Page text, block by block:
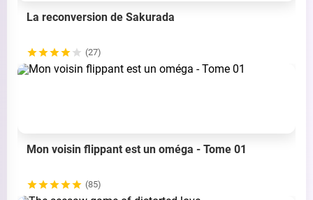
La reconversion de Sakurada
(27)
Mon voisin flippant est un oméga - Tome 01
(85)